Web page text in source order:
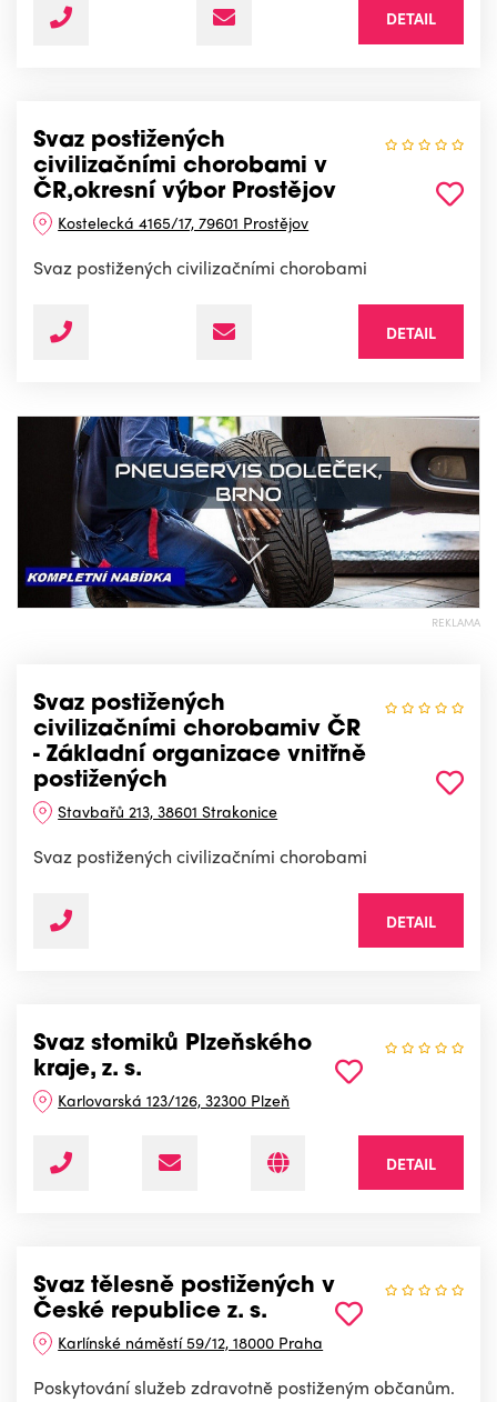
DETAIL
Svaz postižených
civilizačními chorobami v
ČR,okresní výbor Prostějov
Kostelecká 4165/17, 79601 Prostějov
Svaz postižených civilizačními chorobami
DETAIL
REKLAMA
Svaz postižených
civilizačními chorobamiv ČR
- Základní organizace vnitřně
postižených
Stavbařů 213, 38601 Strakonice
Svaz postižených civilizačními chorobami
DETAIL
Svaz stomiků Plzeňského
kraje, z. s.
Karlovarská 123/126, 32300 Plzeň
DETAIL
Svaz tělesně postižených v
České republice z. s.
Karlínské náměstí 59/12, 18000 Praha
Poskytování služeb zdravotně postiženým občanům.